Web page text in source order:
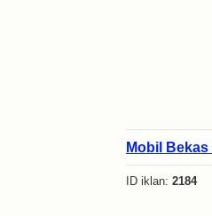
Mobil
ID iklan: 2184